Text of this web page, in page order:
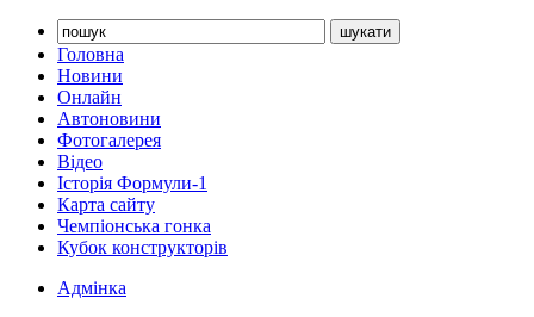
Головна
Новини
Онлайн
Автоновини
Фотогалерея
Відео
Історія Формули-1
Карта сайту
Чемпіонська гонка
Кубок конструкторів
Адмінка